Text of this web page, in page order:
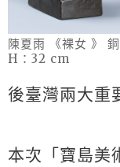
陳夏雨 《裸女 》 銅
H：32 cm
後臺灣兩大重
本次「寶島美